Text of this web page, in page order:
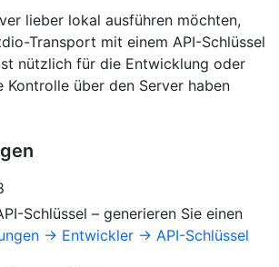
lieber lokal ausführen möchten,
Transport mit einem API-Schlüssel
nützlich für die Entwicklung oder
Kontrolle über den Server haben
Schlüssel – generieren Sie einen
→ Entwickler → API-Schlüssel